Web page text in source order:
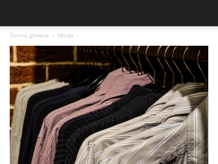
Strona główna Moda